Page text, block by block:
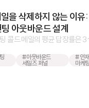
을 삭제하지 않는 이유
아웃바운드 설계
콜드 메일의 평균 답장률은
#아웃바운드
세일즈 퍼널
#인
마케팅